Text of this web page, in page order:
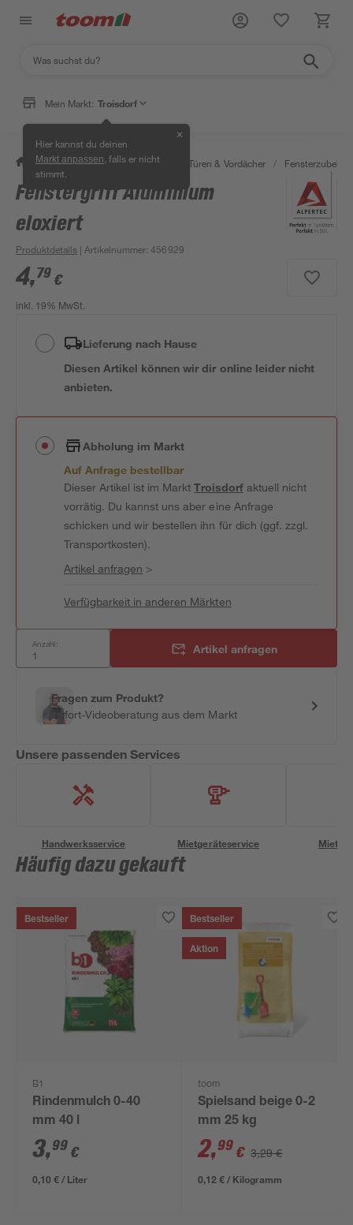
Mein Markt: Troisdorf
Hier kannst du deinen
Markt anpassen , falls er nicht
stimmt.
✕
/ Bauen & Renovieren / Fenster, Türen & Vordächer /
Fenstergriff Aluminium
eloxiert
Produktdetails | Artikelnummer:456929
4,79 €
inkl. 19% MwSt.
Lieferung nach Hause
Diesen Artikel können wir dir online leider nicht
anbieten.
Abholung im Markt
Auf Anfrage bestellbar
Dieser Artikel ist im MarktTroisdorfaktuell nicht
vorrätig. Du kannst uns aber eine Anfrage
schicken und wir bestellen ihn für dich (ggf. zzgl.
Transportkosten).
Artikel anfragen >
Verfügbarkeit in anderen Märkten
Anzahl: Artikel anfragen
Fragen zum Produkt?
Sofort-Videoberatung aus dem Markt
Unsere passenden Services
Handwerksservice Mietgeräteservice
Häufig dazu gekauft
Bestseller
B1
Rindenmulch 0-40
mm 40 l
3,99 €
0,10 € / Liter
Bestseller
Aktion
toom
Spielsand beige 0-2
mm 25 kg
2,99 € 3,29 €
0,12 € / Kilogramm